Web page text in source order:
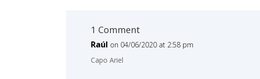
1 Comment
Raúl on 04/06/2020 at 2:58 pm
Capo Ariel